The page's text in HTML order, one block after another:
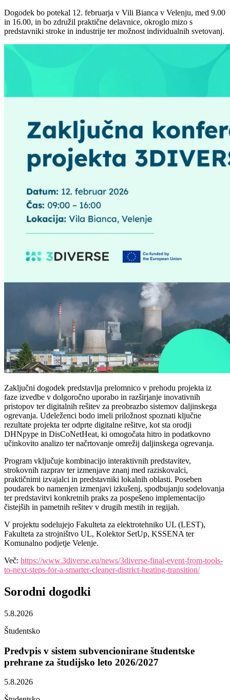
Dogodek bo potekal 12. februarja v Vili Bianca v Velenju, med 9.00
in 16.00, in bo združil praktične delavnice, okroglo mizo s
predstavniki stroke in industrije ter možnost individualnih svetovanj.
Zaključni dogodek predstavlja prelomnico v prehodu projekta iz
faze izvedbe v dolgoročno uporabo in razširjanje inovativnih
pristopov ter digitalnih rešitev za preobrazbo sistemov daljinskega
ogrevanja. Udeleženci bodo imeli priložnost spoznati ključne
rezultate projekta ter odprte digitalne rešitve, kot sta orodji
DHNpype in DisCoNetHeat, ki omogočata hitro in podatkovno
učinkovito analizo ter načrtovanje omrežij daljinskega ogrevanja.
Program vključuje kombinacijo interaktivnih predstavitev,
strokovnih razprav ter izmenjave znanj med raziskovalci,
praktičnimi izvajalci in predstavniki lokalnih oblasti. Poseben
poudarek bo namenjen izmenjavi izkušenj, spodbujanju sodelovanja
ter predstavitvi konkretnih praks za pospešeno implementacijo
čistejših in pametnih rešitev v drugih mestih in regijah.
V projektu sodelujejo Fakulteta za elektrotehniko UL (LEST),
Fakulteta za strojništvo UL, Kolektor SetUp, KSSENA ter
Komunalno podjetje Velenje.
Več: https://www.3diverse.eu/news/3diverse-final-event-from-tools-
to-next-steps-for-a-smarter-cleaner-district-heating-transition/
Sorodni dogodki
5.8.2026
Študentsko
Predvpis v sistem subvencionirane študentske
prehrane za študijsko leto 2026/2027
5.8.2026